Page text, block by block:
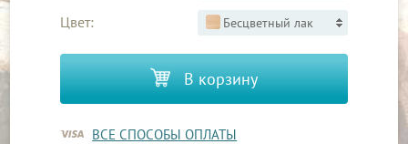
Цвет:
Бесцветный лак
В корзину
ВСЕ СПОСОБЫ ОПЛАТЫ